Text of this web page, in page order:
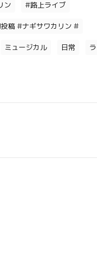
ン #路上ライブ
稿 #ナギサワカリン #
ミュージカル 日常